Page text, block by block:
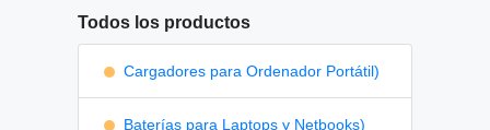
Todos los productos
Cargadores para Ordenador Portátil)
Baterías para Laptops y Netbooks)